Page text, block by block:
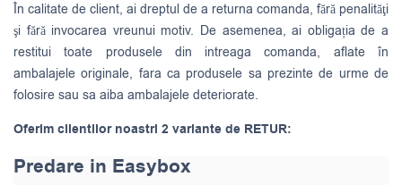
În calitate de client, ai dreptul de a returna comanda, fără penalităţi
şi fără invocarea vreunui motiv. De asemenea, ai obligația de a
restitui toate produsele din intreaga comanda, aflate în
ambalajele originale, fara ca produsele sa prezinte de urme de
folosire sau sa aiba ambalajele deteriorate.
Oferim clientilor noastri 2 variante de RETUR:
Predare in Easybox